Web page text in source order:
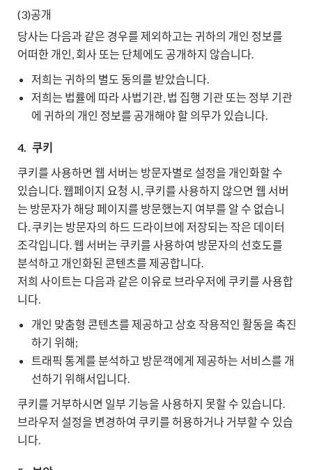
(3)공개
당사는 다음과 같은 경우를 제외하고는 귀하의 개인 정보를
어떠한 개인, 회사 또는 단체에도 공개하지 않습니다.
저희는 귀하의 별도 동의를 받았습니다.
저희는 법률에 따라 사법기관, 법 집행 기관 또는 정부 기관
에 귀하의 개인 정보를 공개해야 할 의무가 있습니다.
4. 쿠키
쿠키를 사용하면 웹 서버는 방문자별로 설정을 개인화할 수
있습니다. 웹페이지 요청 시, 쿠키를 사용하지 않으면 웹 서버
는 방문자가 해당 페이지를 방문했는지 여부를 알 수 없습니
다. 쿠키는 방문자의 하드 드라이브에 저장되는 작은 데이터
조각입니다. 웹 서버는 쿠키를 사용하여 방문자의 선호도를
분석하고 개인화된 콘텐츠를 제공합니다.
저희 사이트는 다음과 같은 이유로 브라우저에 쿠키를 사용합
니다.
개인 맞춤형 콘텐츠를 제공하고 상호 작용적인 활동을 촉진
하기 위해;
트래픽 통계를 분석하고 방문객에게 제공하는 서비스를 개
선하기 위해서입니다.
쿠키를 거부하시면 일부 기능을 사용하지 못할 수 있습니다.
브라우저 설정을 변경하여 쿠키를 허용하거나 거부할 수 있습
니다.